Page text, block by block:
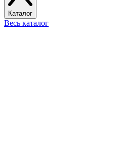
Каталог
Весь каталог